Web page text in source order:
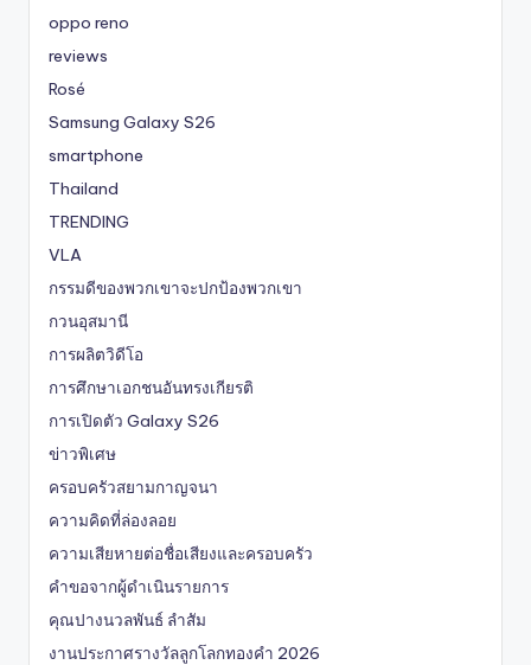
oppo reno
reviews
Rosé
Samsung Galaxy S26
smartphone
Thailand
TRENDING
VLA
กรรมดีของพวกเขาจะปกป้องพวกเขา
กวนอุสมานี
การผลิตวิดีโอ
การศึกษาเอกชนอันทรงเกียรติ
การเปิดตัว Galaxy S26
ข่าวพิเศษ
ครอบครัวสยามกาญจนา
ความคิดที่ล่องลอย
ความเสียหายต่อชื่อเสียงและครอบครัว
คำขอจากผู้ดำเนินรายการ
คุณปางนวลพันธ์ ลำสัม
งานประกาศรางวัลลูกโลกทองคำ 2026